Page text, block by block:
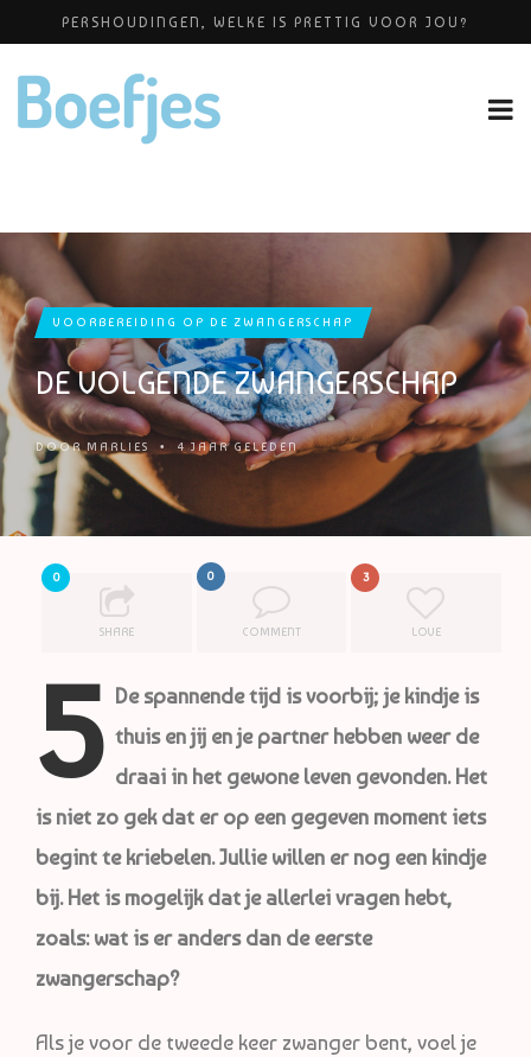
PERSHOUDINGEN, WELKE IS PRETTIG VOOR JOU?
BABYBLOEI
VOORBEREIDING OP DE ZWANGERSCHAP
DE VOLGENDE ZWANGERSCHAP
DOOR MARLIES • 4 JAAR GELEDEN
0
SHARE
0
COMMENT
3
LOVE
5 De spannende tijd is voorbij; je kindje is
thuis en jij en je partner hebben weer de
draai in het gewone leven gevonden. Het
is niet zo gek dat er op een gegeven moment iets
begint te kriebelen. Jullie willen er nog een kindje
bij. Het is mogelijk dat je allerlei vragen hebt,
zoals: wat is er anders dan de eerste
zwangerschap?
Als je voor de tweede keer zwanger bent, voel je